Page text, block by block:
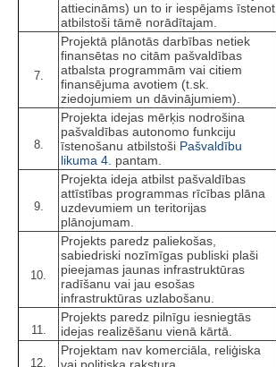
attiecināms) un to ir iespējams īstenot
atbilstoši tāmē norādītajam.
7.
Projektā plānotās darbības netiek
finansētas no citām pašvaldības
atbalsta programmām vai citiem
finansējuma avotiem (t.sk.
ziedojumiem un dāvinājumiem).
8.
Projekta idejas mērķis nodrošina
pašvaldības autonomo funkciju
īstenošanu atbilstoši Pašvaldību
likuma 4. pantam.
9.
Projekta ideja atbilst pašvaldības
attīstības programmas rīcības plāna
uzdevumiem un teritorijas
plānojumam.
10.
Projekts paredz paliekošas,
sabiedriski nozīmīgas publiski plaši
pieejamas jaunas infrastruktūras
radīšanu vai jau esošas
infrastruktūras uzlabošanu.
11.
Projekts paredz pilnīgu iesniegtās
idejas realizēšanu vienā kārtā.
12.
Projektam nav komerciāla, reliģiska